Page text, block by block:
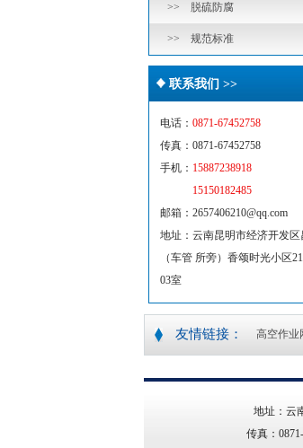
>> 脱硫防腐
>> 规范标准
联系我们 >>
电话： 0871-67452758
传真：0871-67452758
手机： 15887238918
15150182485
邮箱：2657406210@qq.com
地址：云南昆明市经济开发区
（车管 所旁）香颂时光小区
03室
友情链接： 高空作业
地址：云
传真：0871-